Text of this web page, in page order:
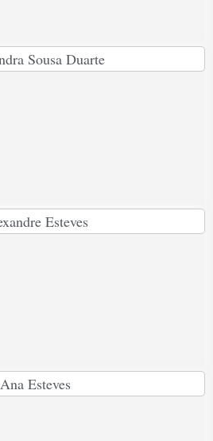
Sousa Duarte
Esteves
Ana Esteves